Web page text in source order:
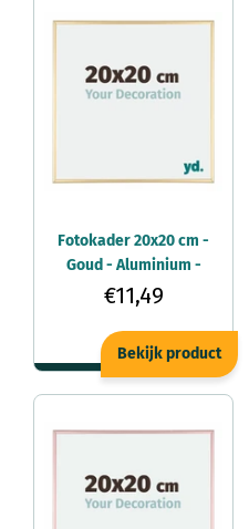
Fotokader 20x20 cm -
Goud - Aluminium -
Kent
€11,49
Bekijk product